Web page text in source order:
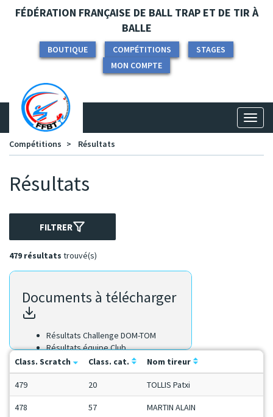
Panneau de gestion des cookies
FÉDÉRATION FRANÇAISE DE BALL TRAP ET DE TIR À
BALLE
BOUTIQUE COMPÉTITIONS
STAGES
MON COMPTE
Compétitions
Résultats
Résultats
FILTRER
479 résultats trouvé(s)
Documents à télécharger
Résultats Challenge DOM-TOM
Résultats équipe Club
Résultats équipe Région
Résultats Scratch
Class. Scratch Class. cat. Nom tireur
479 20 TOLLIS Patxi
478 57 MARTIN ALAIN